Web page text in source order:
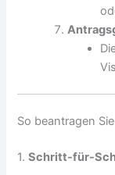
So beantragen
1.Schritt-für-